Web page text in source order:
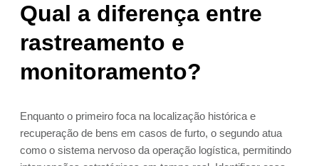
Qual a diferença entre
rastreamento e
monitoramento?
Enquanto o primeiro foca na localização histórica e
recuperação de bens em casos de furto, o segundo atua
como o sistema nervoso da operação logística, permitindo